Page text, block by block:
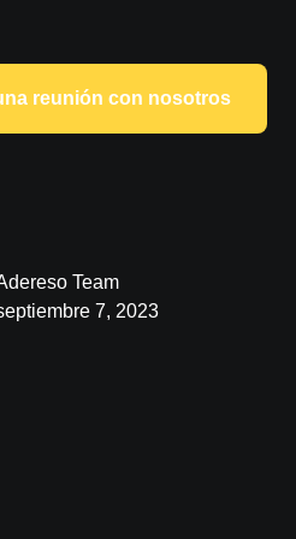
reunión con nosotros
Team
7, 2023